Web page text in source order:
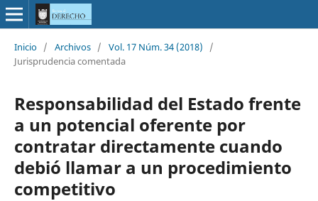
Inicio / Archivos / Vol. 17 Núm. 34 (2018)
/
Jurisprudencia comentada
Responsabilidad del Estado frente
a un potencial oferente por
contratar directamente cuando
debió llamar a un procedimiento
competitivo